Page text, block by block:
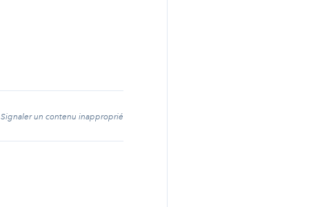
Signaler un contenu inapproprié